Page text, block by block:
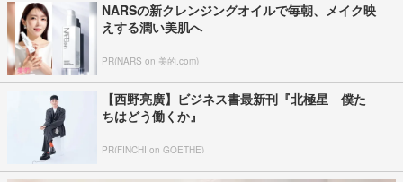
NARSの新クレンジングオイルで毎朝、メイク映
えする潤い美肌へ
PR(NARS on 美的.com)
【西野亮廣】ビジネス書最新刊『北極星 僕た
ちはどう働くか』
PR(FINCHI on GOETHE)